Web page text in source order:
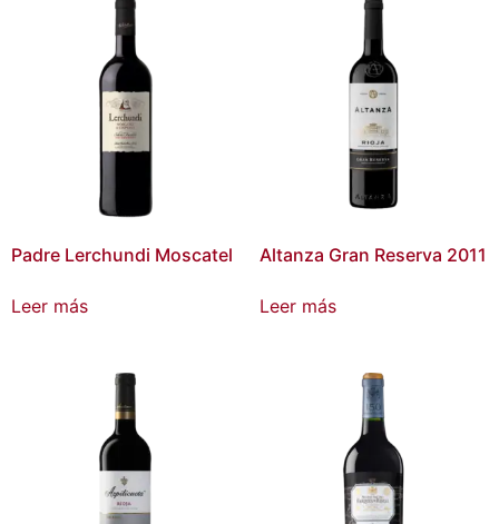
Padre Lerchundi Moscatel
Leer más
Altanza Gran Reserva 2011
Leer más